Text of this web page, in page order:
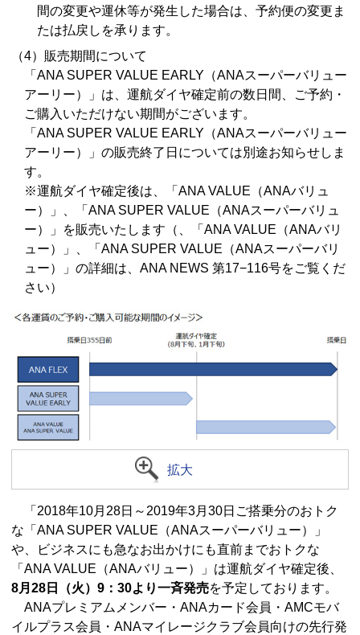
間の変更や運休等が発生した場合は、予約便の変更ま
たは払戻しを承ります。
（4）販売期間について
「ANA SUPER VALUE EARLY（ANAスーパーバリュー
アーリー）」は、運航ダイヤ確定前の数日間、ご予約・
ご購入いただけない期間がございます。
「ANA SUPER VALUE EARLY（ANAスーパーバリュー
アーリー）」の販売終了日については別途お知らせしま
す。
※運航ダイヤ確定後は、「ANA VALUE（ANAバリュ
ー）」、「ANA SUPER VALUE（ANAスーパーバリュ
ー）」を販売いたします（、「ANA VALUE（ANAバリ
ュー）」、「ANA SUPER VALUE（ANAスーパーバリ
ュー）」の詳細は、ANA NEWS 第17−116号をご覧くだ
さい）
拡大
「2018年10月28日～2019年3月30日ご搭乗分のおトク
な「ANA SUPER VALUE（ANAスーパーバリュー）」
や、ビジネスにも急なお出かけにも直前までおトクな
「ANA VALUE（ANAバリュー）」は運航ダイヤ確定後、
8月28日（火）9：30より一斉発売を予定しております。
ANAプレミアムメンバー・ANAカード会員・AMCモバ
イルプラス会員・ANAマイレージクラブ会員向けの先行発